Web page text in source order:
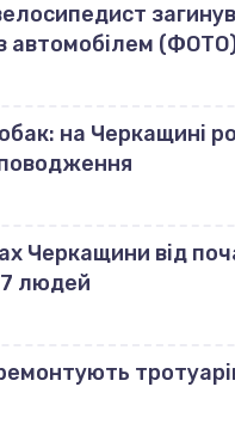
загинув
автомобілем
на Черкащині
Черкащини від
людей